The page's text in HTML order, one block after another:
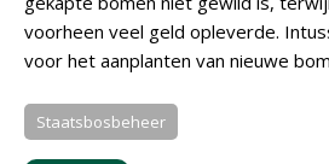
voorheen veel geld opleverde.
voor het aanplanten van nieuwe
Staatsbosbeheer